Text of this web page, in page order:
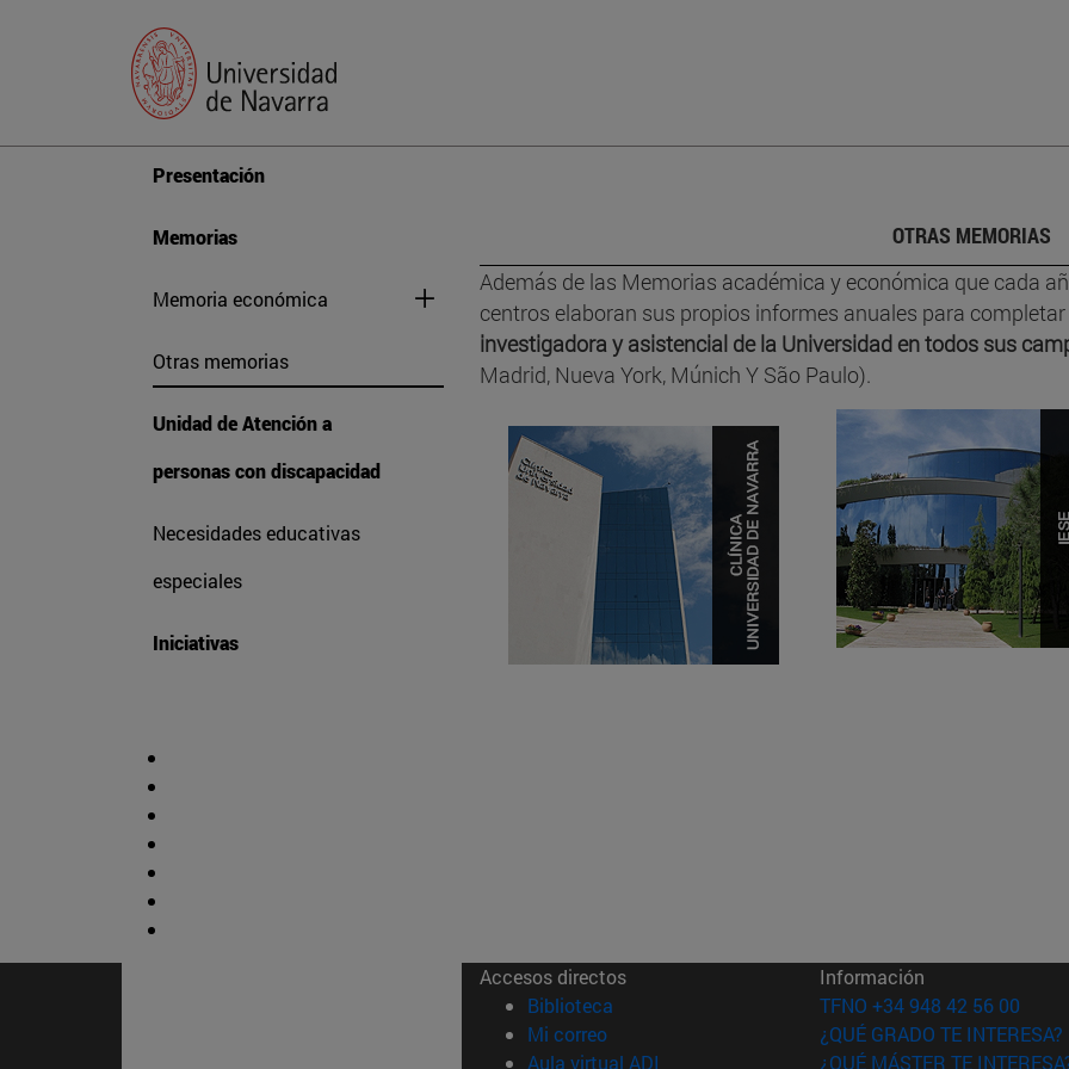
Presentación
Memorias
Memoria económica
Otras memorias
Unidad de Atención a
personas con discapacidad
Necesidades educativas
especiales
Iniciativas
OTRAS MEMORIAS
Además de las Memorias académica y económica que cada
centros elaboran sus propios informes anuales para
investigadora y asistencial de la Universidad en todos sus
Madrid, Nueva York, Múnich Y São Paulo).
Accesos directos
Biblioteca (abre en nueva ventana)
Mi correo(abre en nueva ventana)
Aula virtual ADI (abre en nueva ventana)
Información
TFNO +34 948 42 56 00
¿QUÉ GRADO TE INTERESA?
¿QUÉ MÁSTER TE